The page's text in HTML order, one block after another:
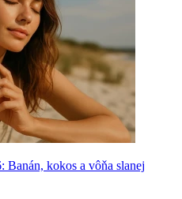
Banán, kokos a vôňa slanej